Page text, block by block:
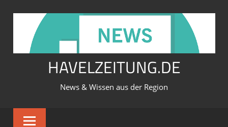
springen
HAVELZEITUNG.DE
News & Wissen aus der Region